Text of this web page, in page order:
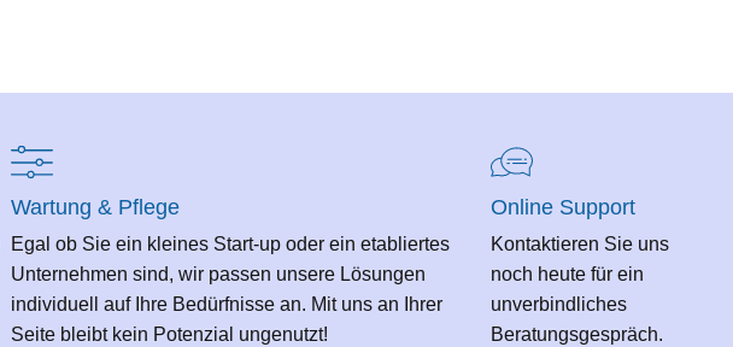
Wartung & Pflege
Egal ob Sie ein kleines Start-up oder ein etabliertes
Unternehmen sind, wir passen unsere Lösungen
individuell auf Ihre Bedürfnisse an. Mit uns an Ihrer
Seite bleibt kein Potenzial ungenutzt!
Online Support
Kontaktieren Sie uns
noch heute für ein
unverbindliches
Beratungsgespräch.